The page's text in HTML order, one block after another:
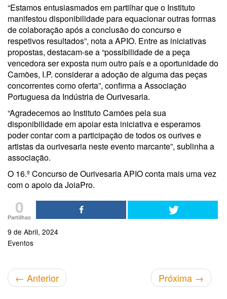
“Estamos entusiasmados em partilhar que o Instituto
manifestou disponibilidade para equacionar outras formas
de colaboração após a conclusão do concurso e
respetivos resultados”, nota a APIO. Entre as iniciativas
propostas, destacam-se a “possibilidade de a peça
vencedora ser exposta num outro país e a oportunidade do
Camões, I.P. considerar a adoção de alguma das peças
concorrentes como oferta”, confirma a Associação
Portuguesa da Indústria de Ourivesaria.
“Agradecemos ao Instituto Camões pela sua
disponibilidade em apoiar esta iniciativa e esperamos
poder contar com a participação de todos os ourives e
artistas da ourivesaria neste evento marcante”, sublinha a
associação.
O 16.º Concurso de Ourivesaria APIO conta mais uma vez
com o apoio da JoiaPro.
0
Partilhas
9 de Abril, 2024
Eventos
← Anterior Próxima →